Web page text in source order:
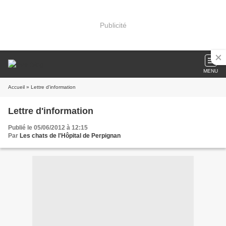
Publicité
MENU
Accueil » Lettre d'information
Lettre d'information
Publié le 05/06/2012 à 12:15
Par Les chats de l'Hôpital de Perpignan